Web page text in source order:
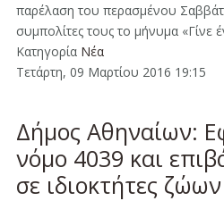
παρέλαση του περασμένου
συμπολίτες τους το μήνυμα «Γίνε
Κατηγορία Νέα
Τετάρτη, 09 Μαρτίου 2016 19:15
Δήμος Αθηναίων:
νόμο 4039 και
σε ιδιοκτήτες ζώων